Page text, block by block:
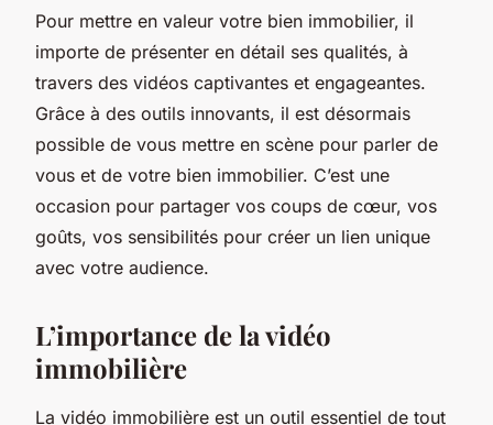
Pour mettre en valeur votre bien immobilier, il
importe de présenter en détail ses qualités, à
travers des vidéos captivantes et engageantes.
Grâce à des outils innovants, il est désormais
possible de vous mettre en scène pour parler de
vous et de votre bien immobilier. C’est une
occasion pour partager vos coups de cœur, vos
goûts, vos sensibilités pour créer un lien unique
avec votre audience.
L’importance de la vidéo
immobilière
La vidéo immobilière est un outil essentiel de tout